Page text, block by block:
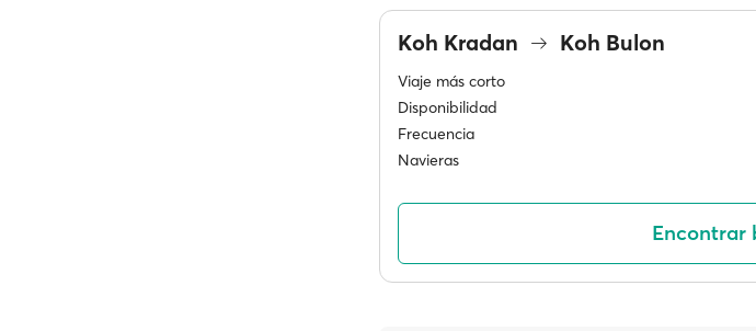
Koh Kradan Koh Bulon
Viaje más corto
Disponibilidad
Frecuencia
Navieras
Encontrar